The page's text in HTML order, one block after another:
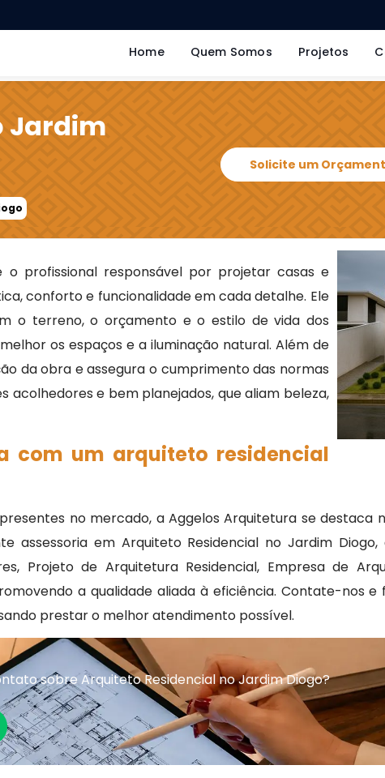
Home Quem Somos Projetos
Jardim
Solicite um
o profissional responsável por projetar casas e
conforto e funcionalidade em cada detalhe. Ele
o terreno, o orçamento e o estilo de vida dos
os espaços e a iluminação natural. Além de
da obra e assegura o cumprimento das normas
e bem planejados, que aliam beleza,
com um arquiteto residencial
no mercado, a Aggelos Arquitetura se destaca
assessoria em Arquiteto Residencial no Jardim
Projeto de Arquitetura Residencial, Empresa de
a qualidade aliada à eficiência. Contate-nos
prestar o melhor atendimento possível.
sobre Arquiteto Residencial no Jardim Diogo?